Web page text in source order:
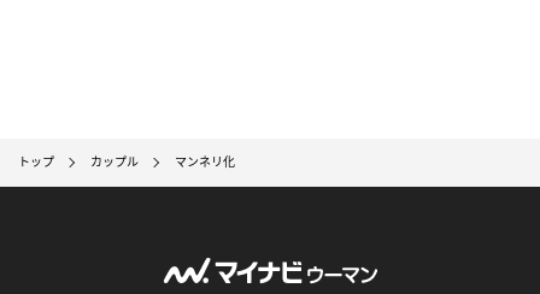
トップ カップル マンネリ化